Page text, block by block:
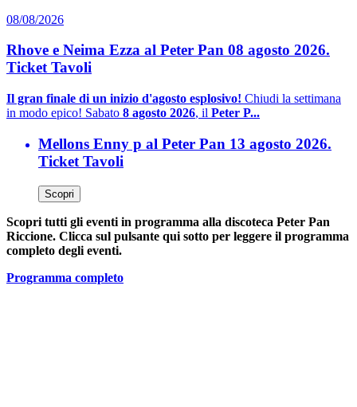
08/08/2026
Rhove e Neima Ezza al Peter Pan 08 agosto 2026.
Ticket Tavoli
Il gran finale di un inizio d'agosto esplosivo! Chiudi la settimana
in modo epico! Sabato 8 agosto 2026, il Peter P...
Mellons Enny p al Peter Pan 13 agosto 2026.
Ticket Tavoli
Scopri
Scopri tutti gli eventi in programma alla discoteca Peter Pan
Riccione. Clicca sul pulsante qui sotto per leggere il programma
completo degli eventi.
Programma completo